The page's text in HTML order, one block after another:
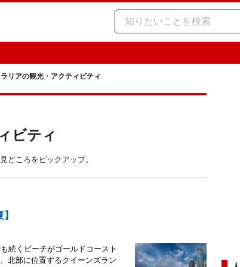
リアの観光・アクティビティ
ビティ
どころをピックアップ。
続くビーチがゴールドコースト
北部に位置するクイーンズラン